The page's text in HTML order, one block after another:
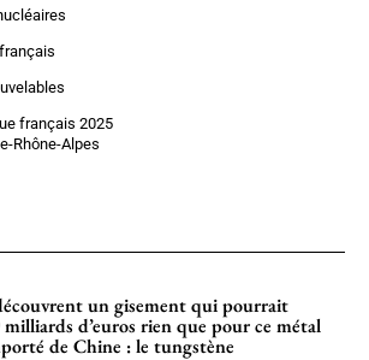
français 2025
Rhône-Alpes
un gisement qui pourrait
milliards d’euros rien que pour ce métal
de Chine : le tungstène